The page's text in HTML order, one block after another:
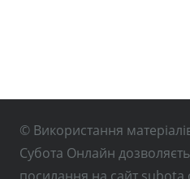
© Використання
Субота Онлайн